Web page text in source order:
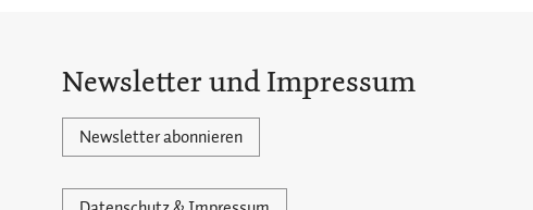
Newsletter und Impressum
Newsletter abonnieren